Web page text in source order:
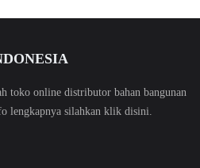
toko online distributor bahan bangunan
lengkapnya silahkan klik disini